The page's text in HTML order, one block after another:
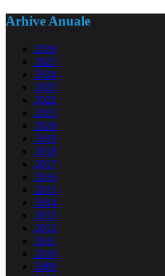
Arhive Anuale
2026
2025
2024
2023
2022
2021
2020
2019
2018
2017
2016
2015
2014
2013
2012
2011
2010
2009